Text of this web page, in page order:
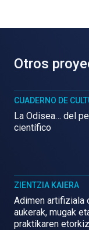
Otros
CUADERNO DE
La Odisea… del
científico
ZIENTZIA KAIERA
Adimen artifiziala
aukerak, mugak
praktikaren